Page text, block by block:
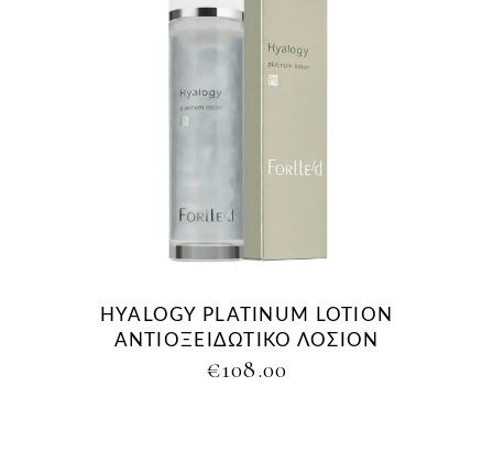
HYALOGY PLATINUM LOTION
ΑΝΤΙΟΞΕΙΔΩΤΙΚΟ ΛΟΣΙΟΝ
€108.00